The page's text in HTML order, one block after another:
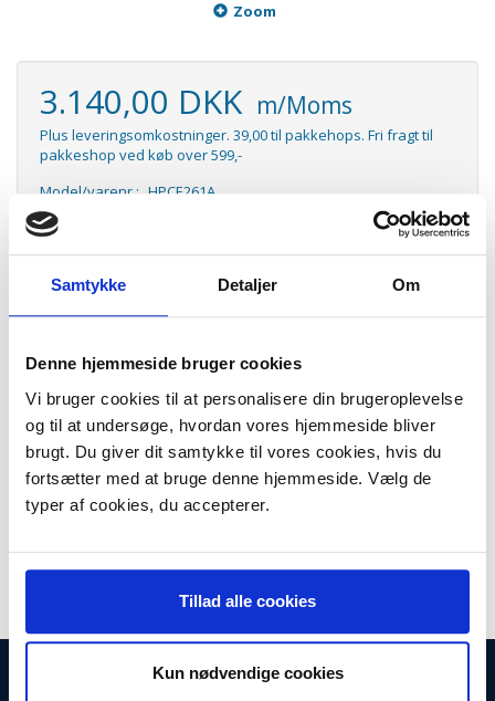
Samtykke Detaljer Om
Denne hjemmeside bruger cookies
Vi bruger cookies til at personalisere din brugeroplevelse
og til at undersøge, hvordan vores hjemmeside bliver
brugt. Du giver dit samtykke til vores cookies, hvis du
fortsætter med at bruge denne hjemmeside. Vælg de
typer af cookies, du accepterer.
Tillad alle cookies
Kun nødvendige cookies
Zoom
3.140,00 DKK m/Moms
Plus leveringsomkostninger. 39,00 til pakkehops. Fri fragt til
pakkeshop ved køb over 599,-
Model/varenr.: HPCE261A
Lager:
Antal LÆG I KURV
Color LaserJet CE261A cyan toner, HPCE261A
Kapacitet: 11.000 sider.
Passer til følgende modeller:
HP Color LaserJet Enterprise CP4025dn printer (CC490A)
HP Color LaserJet Enterprise CP4025n printer (CC489A)
HP Color LaserJet Enterprise CP4525dn printer (CC494A)
HP Color LaserJet Enterprise CP4525n printer (CC493A)